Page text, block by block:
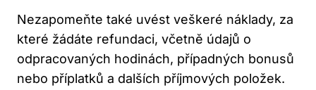
Nezapomeňte také uvést veškeré náklady, za
které žádáte refundaci, včetně údajů o
odpracovaných hodinách, případných bonusů
nebo příplatků a dalších příjmových položek.